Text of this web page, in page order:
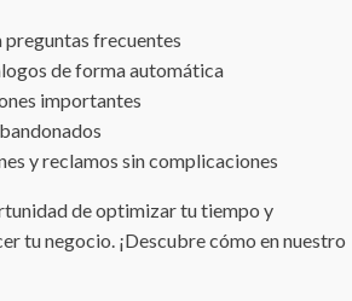
preguntas frecuentes
de forma automática
importantes
y reclamos sin complicaciones
de optimizar tu tiempo y
tu negocio. ¡Descubre cómo en nuestro